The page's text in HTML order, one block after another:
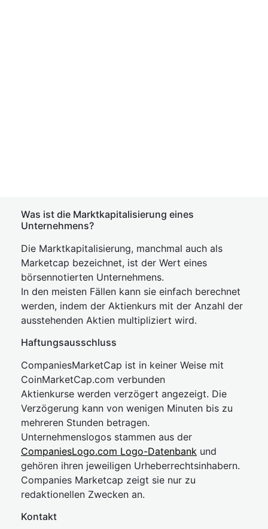
Was ist die Marktkapitalisierung eines
Unternehmens?
Die Marktkapitalisierung, manchmal auch als
Marketcap bezeichnet, ist der Wert eines
börsennotierten Unternehmens.
In den meisten Fällen kann sie einfach berechnet
werden, indem der Aktienkurs mit der Anzahl der
ausstehenden Aktien multipliziert wird.
Haftungsausschluss
CompaniesMarketCap ist in keiner Weise mit
CoinMarketCap.com verbunden
Aktienkurse werden verzögert angezeigt. Die
Verzögerung kann von wenigen Minuten bis zu
mehreren Stunden betragen.
Unternehmenslogos stammen aus der
CompaniesLogo.com Logo-Datenbank und
gehören ihren jeweiligen Urheberrechtsinhabern.
Companies Marketcap zeigt sie nur zu
redaktionellen Zwecken an.
Kontakt